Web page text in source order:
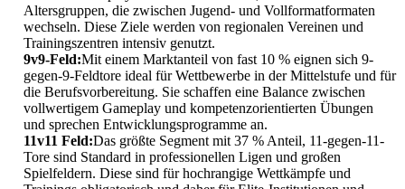
Altersgruppen, die zwischen Jugend- und Vollformatformaten
wechseln. Diese Ziele werden von regionalen Vereinen und
Trainingszentren intensiv genutzt.
9v9-Feld:Mit einem Marktanteil von fast 10 % eignen sich 9-
gegen-9-Feldtore ideal für Wettbewerbe in der Mittelstufe und für
die Berufsvorbereitung. Sie schaffen eine Balance zwischen
vollwertigem Gameplay und kompetenzorientierten Übungen
und sprechen Entwicklungsprogramme an.
11v11 Feld:Das größte Segment mit 37 % Anteil, 11-gegen-11-
Tore sind Standard in professionellen Ligen und großen
Spielfeldern. Diese sind für hochrangige Wettkämpfe und